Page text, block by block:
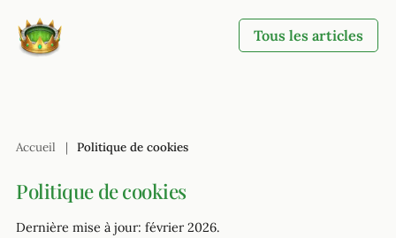
Tous les articles
Accueil | Politique de cookies
Politique de cookies
Dernière mise à jour: février 2026.